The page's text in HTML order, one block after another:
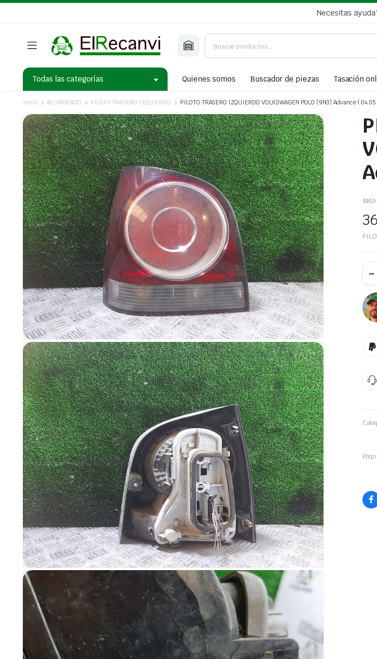
Necesitas
Todas las categorías Quienes somos Buscador de piezas Tasación
Inicio ALUMBRADO PILOTO TRASERO IZQUIERDO PILOTO TRASERO IZQUIERDO VOLKSWAGEN POLO (9N3) Advance |
SKU: